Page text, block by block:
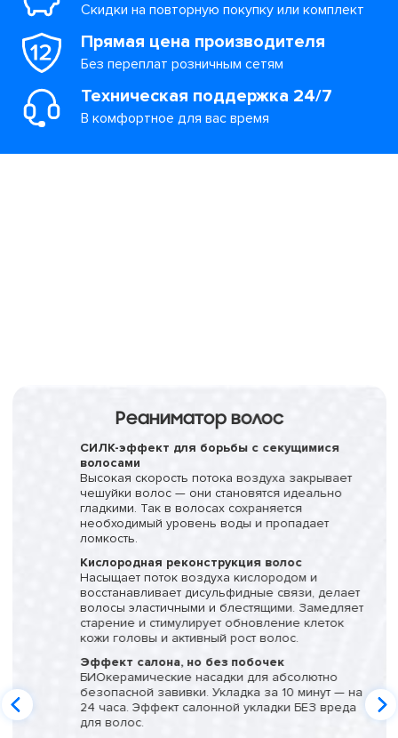
Скидки на повторную покупку или комплект
Прямая цена производителя
Без переплат розничным сетям
Техническая поддержка 24/7
В комфортное для вас время
Реаниматор волос
СИЛК-эффект для борьбы с секущимися
волосами
Высокая скорость потока воздуха закрывает
чешуйки волос — они становятся идеально
гладкими. Так в волосах сохраняется
необходимый уровень воды и пропадает
ломкость.
Кислородная реконструкция волос
Насыщает поток воздуха кислородом и
восстанавливает дисульфидные связи, делает
волосы эластичными и блестящими. Замедляет
старение и стимулирует обновление клеток
кожи головы и активный рост волос.
Эффект салона, но без побочек
БИОкерамические насадки для абсолютно
безопасной завивки. Укладка за 10 минут — на
24 часа. Эффект салонной укладки БЕЗ вреда
для волос.